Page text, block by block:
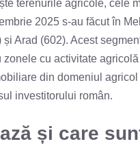
terenurile agricole, cele
2025 s-au făcut în
și Arad (602). Acest
zonele cu activitate
din domeniul agricol
investitorului român.
și care